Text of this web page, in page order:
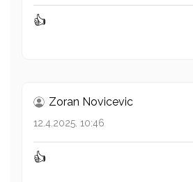
👍
Zoran Novicevic
12.4.2025. 10:46
👍